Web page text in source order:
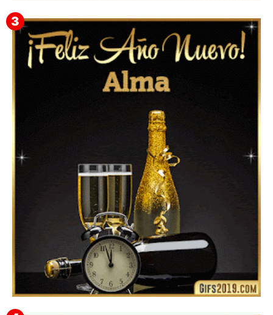
Feliz Año Nuevo 2024: Mensajes, Frases, Imágenes
GIF para Compartir en WhatsApp, Telegram e